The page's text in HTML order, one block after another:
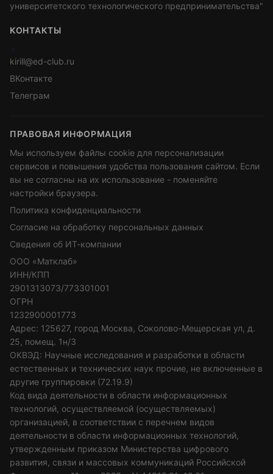
университетского технологического предпринимательства"
КОНТАКТЫ
>
kirill@ed-club.ru
ВКонтакте
Телеграм
ПРАВОВАЯ ИНФОРМАЦИЯ
Мы используем файлы cookie для персонализации
сервисов и повышения удобства пользования сайтом. Если
вы не согласны на их использование - поменяйте
настройки браузера.
Политика конфиденциальности
Согласие на обработку персональных данных
Сведения об ИТ-компании
ООО «Матклаб»
ИНН/КПП
2901313073/773301001
ОГРН
1232900001773
Адрес: 125627, город Москва, Соколово-Мещерская ул, д.
25, помещ. 1н/3
ОКВЭД: Научные исследования и разработки в области
естественных и технических наук прочие, не включенные в
другие группировки (72.19.9)
Код вида деятельности в области информационных
технологий, осуществляемой (осуществляемых)
организацией, в соответствии с перечнем видов
деятельности в области информационных технологий,
утвержденным приказом Министерства цифрового
развития, связи и массовых коммуникаций Российской